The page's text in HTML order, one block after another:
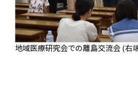
地域医療研究会での離島交流会 (右